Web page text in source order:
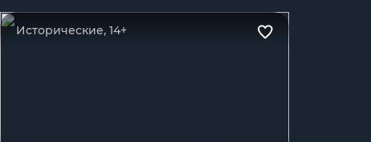
Исторические, 14+